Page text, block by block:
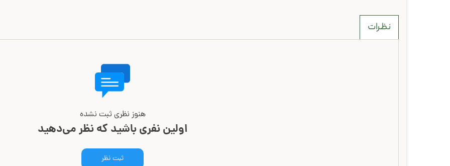
نظرات
هنوز نظری ثبت نشده
اولین نفری باشید که نظر می‌دهید
ثبت نظر